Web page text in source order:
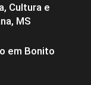
Cultura e
MS
em Bonito